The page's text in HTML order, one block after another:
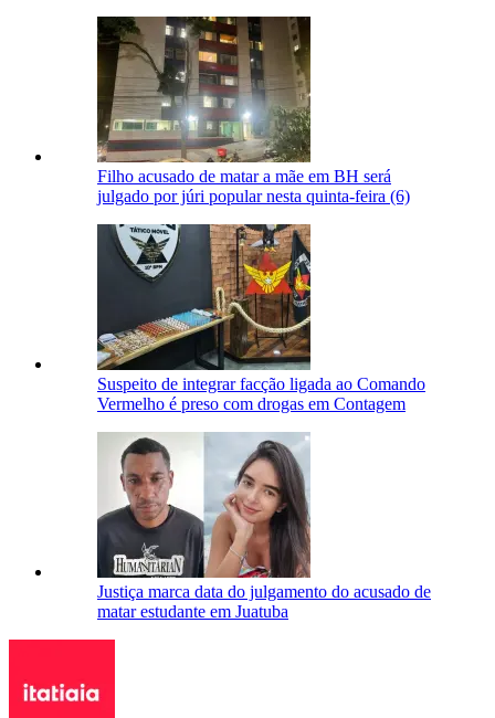
Filho acusado de matar a mãe em BH será
julgado por júri popular nesta quinta-feira (6)
Suspeito de integrar facção ligada ao Comando
Vermelho é preso com drogas em Contagem
Justiça marca data do julgamento do acusado de
matar estudante em Juatuba